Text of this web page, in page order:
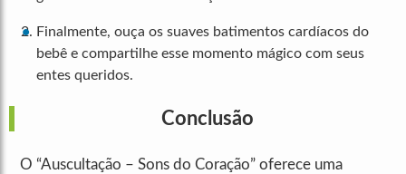
Finalmente, ouça os suaves batimentos cardíacos do
bebê e compartilhe esse momento mágico com seus
entes queridos.
Conclusão
O “Auscultação – Sons do Coração” oferece uma